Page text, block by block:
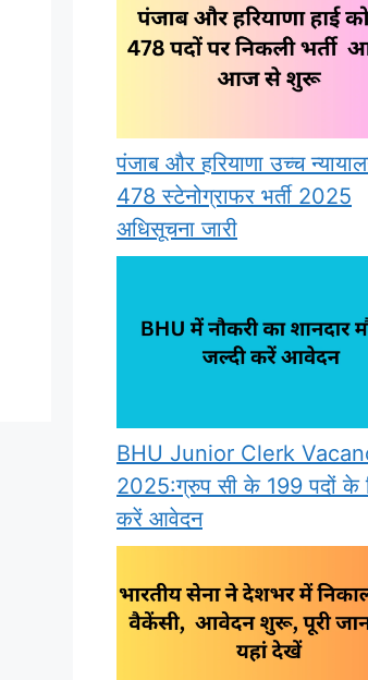
पंजाब और हरियाणा उच्च
478 स्टेनोग्राफर भर्ती 2025
अधिसूचना जारी
BHU Junior Clerk
2025:ग्रुप सी के 199 पदों के
करें आवेदन